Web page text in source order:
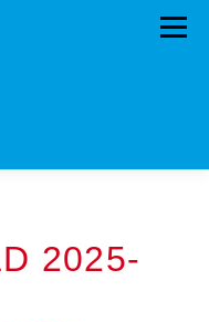
Menü
KONTAKT
2025-